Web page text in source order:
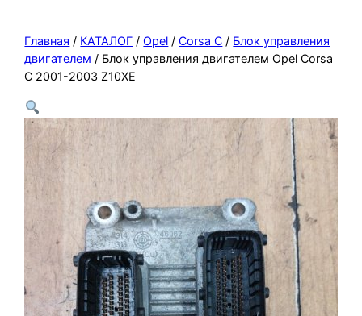
Главная / КАТАЛОГ /Opel /Corsa C / Блок управления
двигателем / Блок управления двигателем Opel Corsa
C 2001-2003 Z10XE